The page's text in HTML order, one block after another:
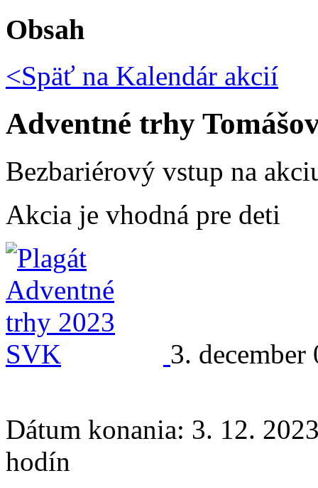
Obsah
<Späť na Kalendár akcií
Adventné trhy
Bezbariérový vstup na
Akcia je vhodná pre deti
3.
Dátum konania: 3. 12.
hodín